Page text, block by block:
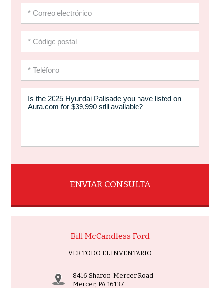
Bill McCandless Ford
VER TODO EL INVENTARIO
8416 Sharon-Mercer Road
Mercer, PA 16137